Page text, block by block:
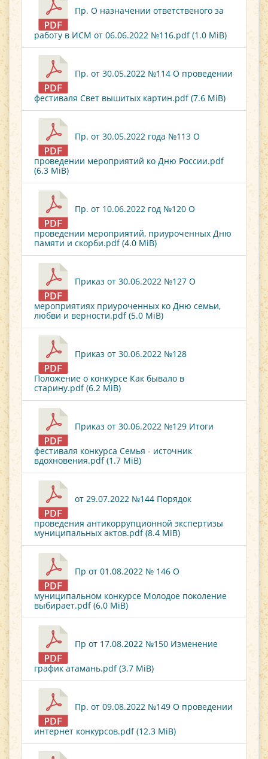
Пр. О назначении ответственого за
работу в ИСМ от 06.06.2022 №116.pdf (1.0 MiB)
Пр. от 30.05.2022 №114 О проведении
фестиваля Свет вышитых картин.pdf (7.6 MiB)
Пр. от 30.05.2022 года №113 О
проведении мероприятий ко Дню России.pdf
(6.3 MiB)
Пр. от 10.06.2022 год №120 О
проведении мероприятий, приуроченных Дню
памяти и скорби.pdf (4.0 MiB)
Приказ от 30.06.2022 №127 О
мероприятиях приуроченных ко Дню семьи,
любви и верности.pdf (5.0 MiB)
Приказ от 30.06.2022 №128
Положение о конкурсе Как бывало в
старину.pdf (6.2 MiB)
Приказ от 30.06.2022 №129 Итоги
фестиваля конкурса Семья - источник
вдохновения.pdf (1.7 MiB)
от 29.07.2022 №144 Порядок
проведения антикоррупционной экспертизы
муниципальных актов.pdf (8.4 MiB)
Пр от 01.08.2022 № 146 О
муниципальном конкурсе Молодое поколение
выбирает.pdf (6.0 MiB)
Пр от 17.08.2022 №150 Изменение
график атамань.pdf (3.7 MiB)
Пр. от 09.08.2022 №149 О проведении
интернет конкурсов.pdf (12.3 MiB)